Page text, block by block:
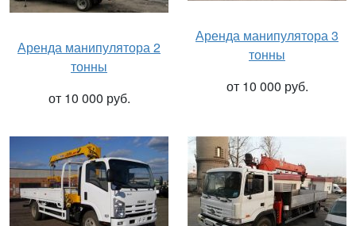
Аренда манипулятора 2
тонны
от 10 000 руб.
Аренда манипулятора 3
тонны
от 10 000 руб.